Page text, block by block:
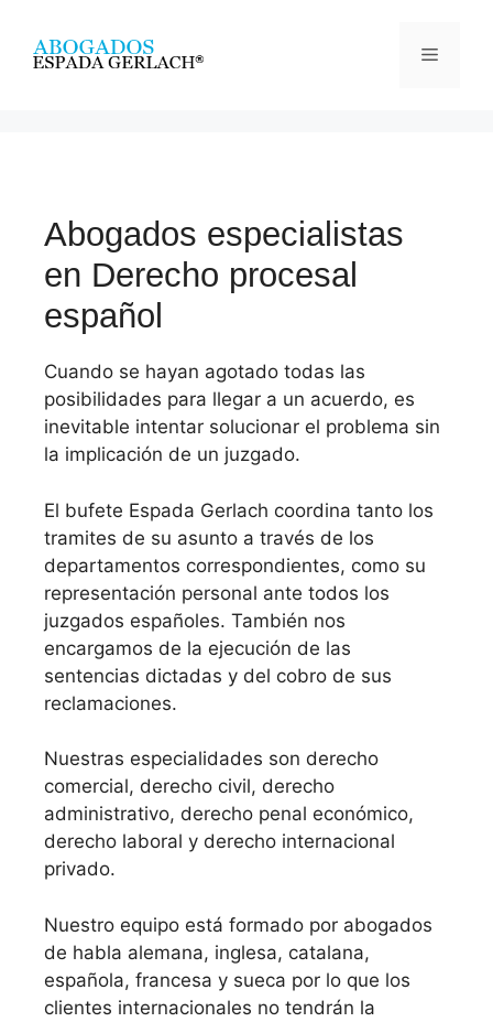
Abogados especialistas
en Derecho procesal
español
Cuando se hayan agotado todas las
posibilidades para llegar a un acuerdo, es
inevitable intentar solucionar el problema sin
la implicación de un juzgado.
El bufete Espada Gerlach coordina tanto los
tramites de su asunto a través de los
departamentos correspondientes, como su
representación personal ante todos los
juzgados españoles. También nos
encargamos de la ejecución de las
sentencias dictadas y del cobro de sus
reclamaciones.
Nuestras especialidades son derecho
comercial, derecho civil, derecho
administrativo, derecho penal económico,
derecho laboral y derecho internacional
privado.
Nuestro equipo está formado por abogados
de habla alemana, inglesa, catalana,
española, francesa y sueca por lo que los
clientes internacionales no tendrán la